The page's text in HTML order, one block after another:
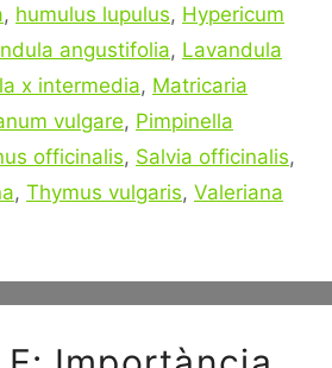
, humulus lupulus, Hypericum
angustifolia, Lavandula
x intermedia, Matricaria
vulgare, Pimpinella
officinalis, Salvia officinalis,
, Thymus vulgaris, Valeriana